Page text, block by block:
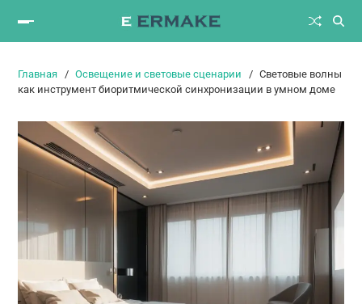
Главная Освещение и световые сценарии
Световые волны
как инструмент биоритмической синхронизации в умном доме